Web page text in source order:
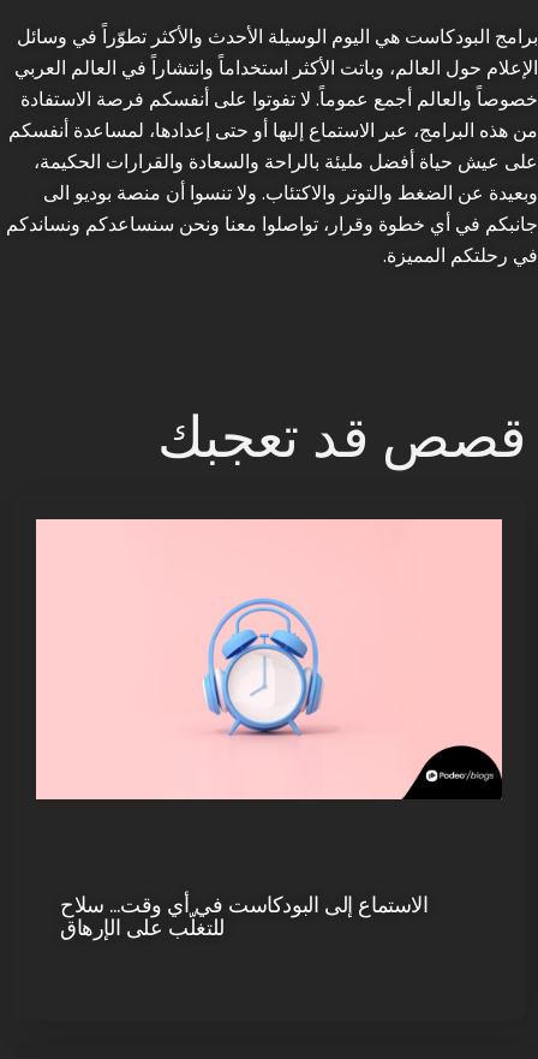
برامج البودكاست هي اليوم الوسيلة الأحدث والأكثر تطوّراً في وسائل
الإعلام حول العالم، وباتت الأكثر استخداماً وانتشاراً في العالم العربي
خصوصاً والعالم أجمع عموماً. لا تفوتوا على أنفسكم فرصة الاستفادة
من هذه البرامج، عبر الاستماع إليها أو حتى إعدادها، لمساعدة أنفسكم
على عيش حياة أفضل مليئة بالراحة والسعادة والقرارات الحكيمة،
وبعيدة عن الضغط والتوتر والاكتئاب. ولا تنسوا أن منصة بوديو الى
جانبكم في أي خطوة وقرار، تواصلوا معنا ونحن سنساعدكم ونساندكم
في رحلتكم المميزة.
قصص قد تعجبك
الاستماع إلى البودكاست في أي وقت… سلاح
للتغلّب على الإرهاق